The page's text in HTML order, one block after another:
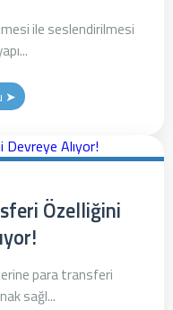
ile seslendirilmesi
➤
Özelliğini
para transferi
sağl...